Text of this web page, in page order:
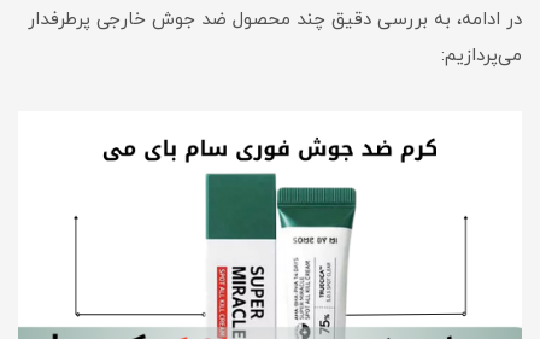
در ادامه، به بررسی دقیق چند محصول ضد جوش خارجی پرطرفدار
می‌پردازیم: